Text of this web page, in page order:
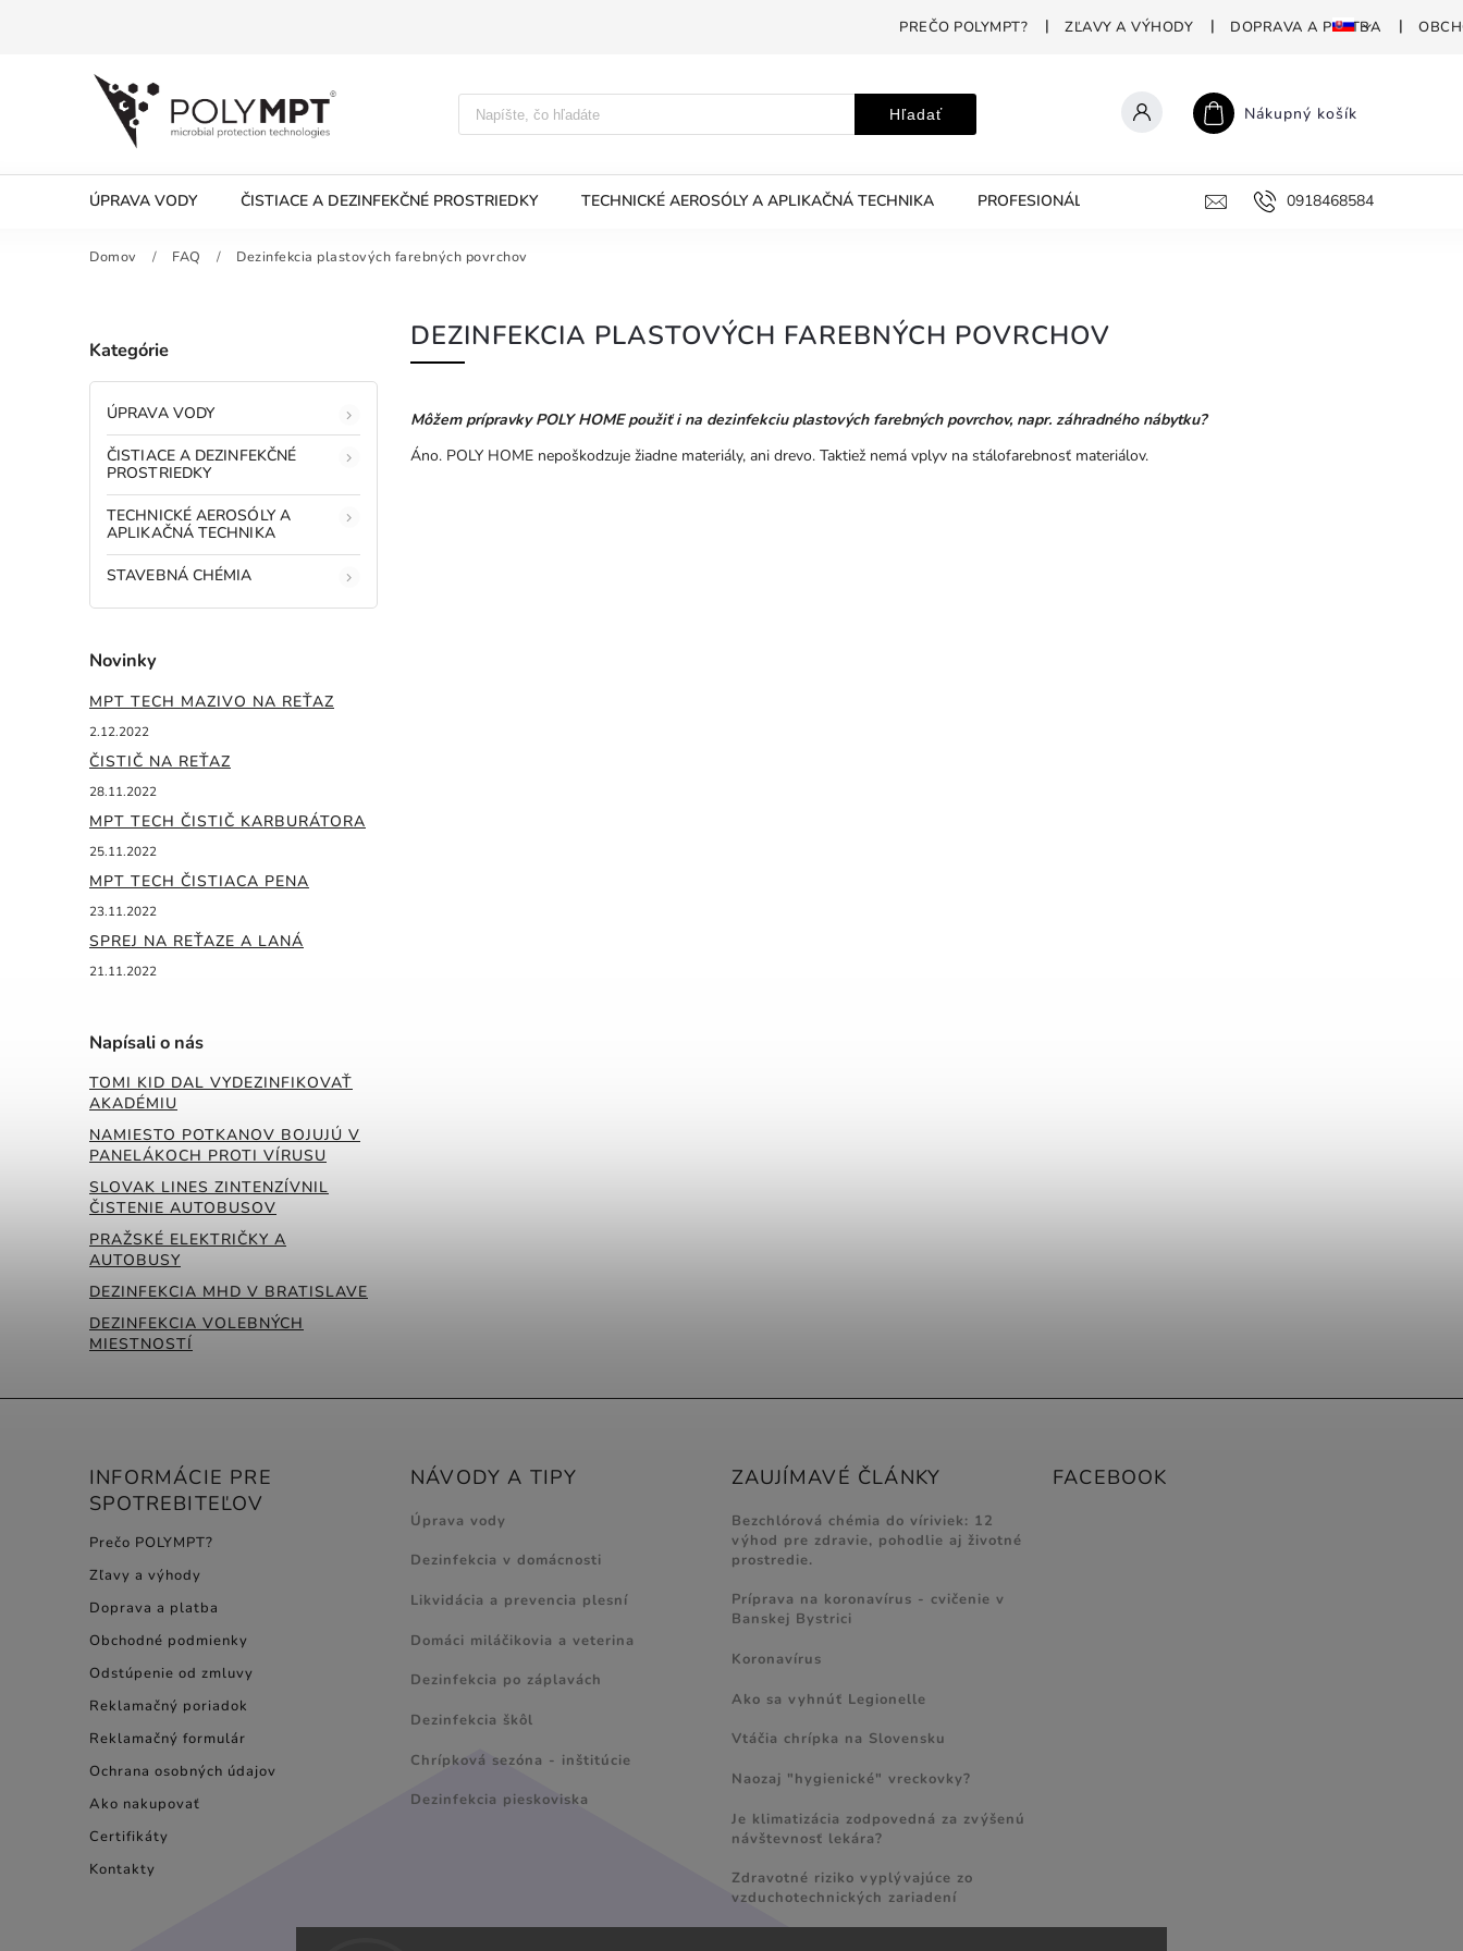
PREČO POLYMPT? ZĽAVY A VÝHODY DOPRAVA A PLATBA
Hľadať Nákupný košík
ÚPRAVA VODY ČISTIACE A DEZINFEKČNÉ PROSTRIEDKY TECHNICKÉ AEROSÓLY A APLIKAČNÁ TECHNIKA PROFESIONÁLNA DEZINFEKCIA PREČO POLYMPT?
0918468584
Domov / FAQ / Dezinfekcia plastových farebných povrchov
Kategórie
ÚPRAVA VODY
ČISTIACE A DEZINFEKČNÉ
PROSTRIEDKY
TECHNICKÉ AEROSÓLY A
APLIKAČNÁ TECHNIKA
STAVEBNÁ CHÉMIA
Novinky
MPT TECH MAZIVO NA REŤAZ
2.12.2022
ČISTIČ NA REŤAZ
28.11.2022
MPT TECH ČISTIČ KARBURÁTORA
25.11.2022
MPT TECH ČISTIACA PENA
23.11.2022
SPREJ NA REŤAZE A LANÁ
21.11.2022
Napísali o nás
TOMI KID DAL VYDEZINFIKOVAŤ
AKADÉMIU
NAMIESTO POTKANOV BOJUJÚ V
PANELÁKOCH PROTI VÍRUSU
SLOVAK LINES ZINTENZÍVNIL
ČISTENIE AUTOBUSOV
PRAŽSKÉ ELEKTRIČKY A
AUTOBUSY
DEZINFEKCIA MHD V BRATISLAVE
DEZINFEKCIA VOLEBNÝCH
MIESTNOSTÍ
DEZINFEKCIA PLASTOVÝCH FAREBNÝCH POVRCHOV
Môžem prípravky POLY HOME použiť i na dezinfekciu plastových farebných povrchov, napr. záhradného nábytku?
Áno. POLY HOME nepoškodzuje žiadne materiály, ani drevo. Taktiež nemá vplyv na stálofarebnosť materiálov.
INFORMÁCIE PRE
SPOTREBITEĽOV
Prečo POLYMPT?
Zľavy a výhody
Doprava a platba
Obchodné podmienky
Odstúpenie od zmluvy
Reklamačný poriadok
Reklamačný formulár
Ochrana osobných údajov
Ako nakupovať
Certifikáty
Kontakty
NÁVODY A TIPY
Úprava vody
Dezinfekcia v domácnosti
Likvidácia a prevencia plesní
Domáci miláčikovia a veterina
Dezinfekcia po záplavách
Dezinfekcia škôl
Chrípková sezóna - inštitúcie
Dezinfekcia pieskoviska
ZAUJÍMAVÉ ČLÁNKY
Bezchlórová chémia do víriviek: 12
výhod pre zdravie, pohodlie aj životné
prostredie.
Príprava na koronavírus - cvičenie v
Banskej Bystrici
Koronavírus
Ako sa vyhnúť Legionelle
Vtáčia chrípka na Slovensku
Naozaj "hygienické" vreckovky?
Je klimatizácia zodpovedná za zvýšenú
návštevnosť lekára?
Zdravotné riziko vyplývajúce zo
vzduchotechnických zariadení
FACEBOOK